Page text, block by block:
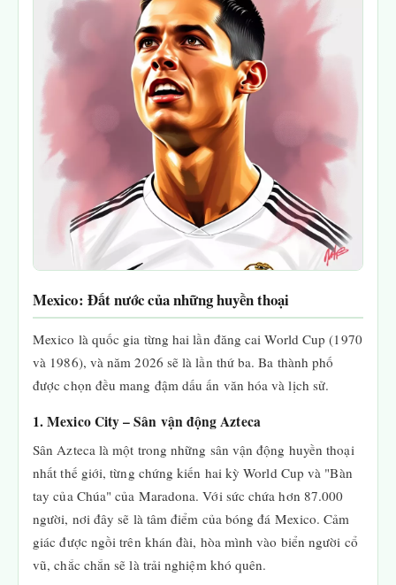
Mexico: Đất nước của những huyền thoại
Mexico là quốc gia từng hai lần đăng cai World Cup (1970
và 1986), và năm 2026 sẽ là lần thứ ba. Ba thành phố
được chọn đều mang đậm dấu ấn văn hóa và lịch sử.
1. Mexico City – Sân vận động Azteca
Sân Azteca là một trong những sân vận động huyền thoại
nhất thế giới, từng chứng kiến hai kỳ World Cup và "Bàn
tay của Chúa" của Maradona. Với sức chứa hơn 87.000
người, nơi đây sẽ là tâm điểm của bóng đá Mexico. Cảm
giác được ngồi trên khán đài, hòa mình vào biển người cổ
vũ, chắc chắn sẽ là trải nghiệm khó quên.